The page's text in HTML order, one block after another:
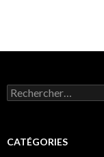
Rechercher :
CATÉGORIES